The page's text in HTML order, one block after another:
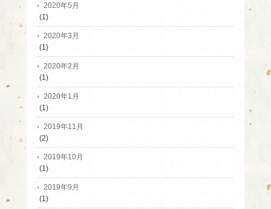
2020年5月
(1)
2020年3月
(1)
2020年2月
(1)
2020年1月
(1)
2019年11月
(2)
2019年10月
(1)
2019年9月
(1)